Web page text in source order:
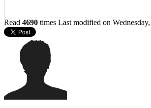
Read 4690 times Last modified on